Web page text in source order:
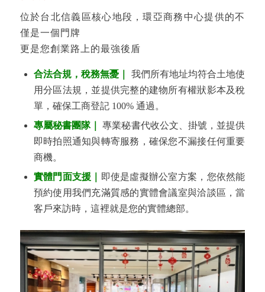
位於台北信義區核心地段，環亞商務中心提供的不
僅是一個門牌
更是您創業路上的最強後盾
合法合規，稅務無憂｜ 我們所有地址均符合土地使
用分區法規，並提供完整的建物所有權狀影本及稅
單，確保工商登記 100% 通過。
專屬秘書團隊｜
專業秘書代收公文、掛號，並提供
即時拍照通知與轉寄服務，確保您不漏接任何重要
商機。
實體門面支援｜
即使是虛擬辦公室方案，您依然能
預約使用我們充滿質感的實體會議室與洽談區，當
客戶來訪時，這裡就是您的實體總部。